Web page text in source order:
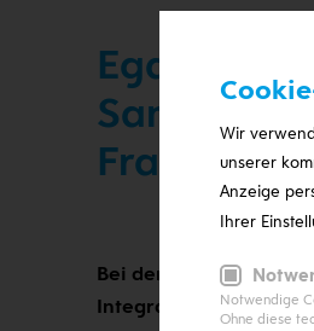
Egal, ob
Sanierung
Fragen
Bei der Planung Ihres
Integration
Wir
unserer
Anzeige
Ihrer
Notwendige
Ohne diese